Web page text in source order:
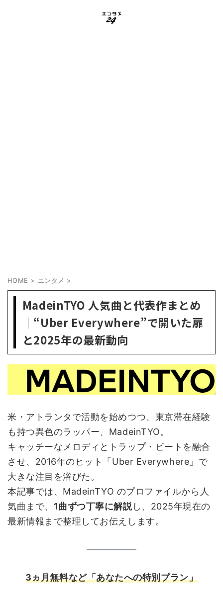
HOME > エンタメ >
MadeinTYO 人気曲と代表作まとめ
｜“Uber Everywhere”で開いた扉
と2025年の最新動向
米・アトランタで活動を始めつつ、東京滞在経験
も持つ異色のラッパー、MadeinTYO。
キャッチーなメロディとトラップ・ビートを融合
させ、2016年のヒット「Uber Everywhere」で
大きな注目を浴びた。
本記事では、MadeinTYO のプロファイルから人
気曲まで、 1曲ずつ丁寧に解説し、2025年現在の
最新情報まで整理してお伝えします。
3ヵ月無料など「あなたへの特別プラン」